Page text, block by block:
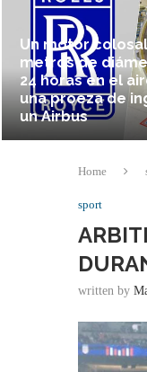
Un motor
metros de
24 horas en el
una proeza de
un Airbus
Home
sport
written by